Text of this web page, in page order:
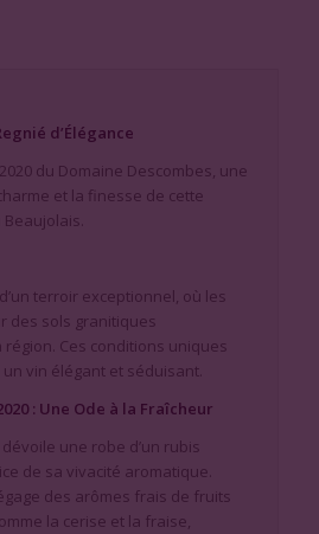
d’Élégance
du Domaine Descombes, une
et la finesse de cette
terroir exceptionnel, où les
des sols granitiques
Ces conditions uniques
vin élégant et séduisant.
: Une Ode à la Fraîcheur
dévoile une robe d’un rubis
de sa vivacité aromatique.
des arômes frais de fruits
la cerise et la fraise,